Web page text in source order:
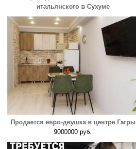
итальянского в Сухуме
Продается евро-двушка в центре Гагры
9000000 руб.